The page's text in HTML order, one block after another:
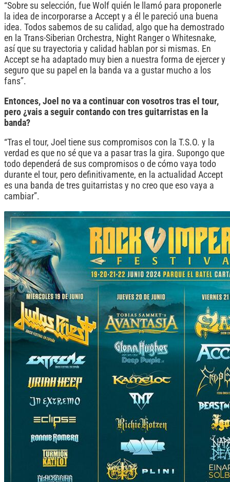
“Sobre su selección, fue Wolf quién le llamó para proponerle
la idea de incorporarse a Accept y a él le pareció una buena
idea. Todos sabemos de su calidad, algo que ha demostrado
en la Trans-Siberian Orchestra, Night Ranger o Whitesnake,
así que su trayectoria y calidad hablan por si mismas. En
Accept se ha adaptado muy bien a nuestra forma de ejercer y
seguro que su papel en la banda va a gustar mucho a los
fans”.
Entonces, Joel no va a continuar con vosotros tras el tour,
pero ¿vais a seguir contando con tres guitarristas en la
banda?
“Tras el tour, Joel tiene sus compromisos con la T.S.O. y la
verdad es que no sé que va a pasar tras la gira. Supongo que
todo dependerá de sus compromisos o de cómo vaya todo
durante el tour, pero definitivamente, en la actualidad Accept
es una banda de tres guitarristas y no creo que eso vaya a
cambiar”.